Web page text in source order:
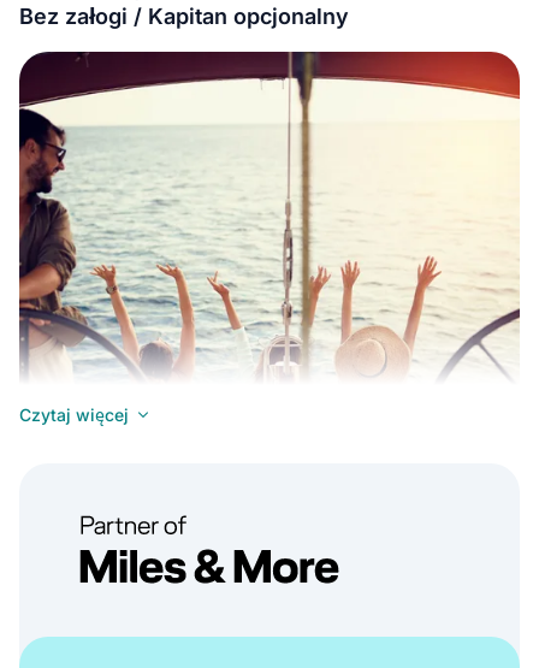
Bez załogi / Kapitan opcjonalny
Idealne dla doświadczonych żeglarzy poszukujących pełnej
•Pełna kontrola nad trasą żeglugi wokół Neapol
Czytaj więcej